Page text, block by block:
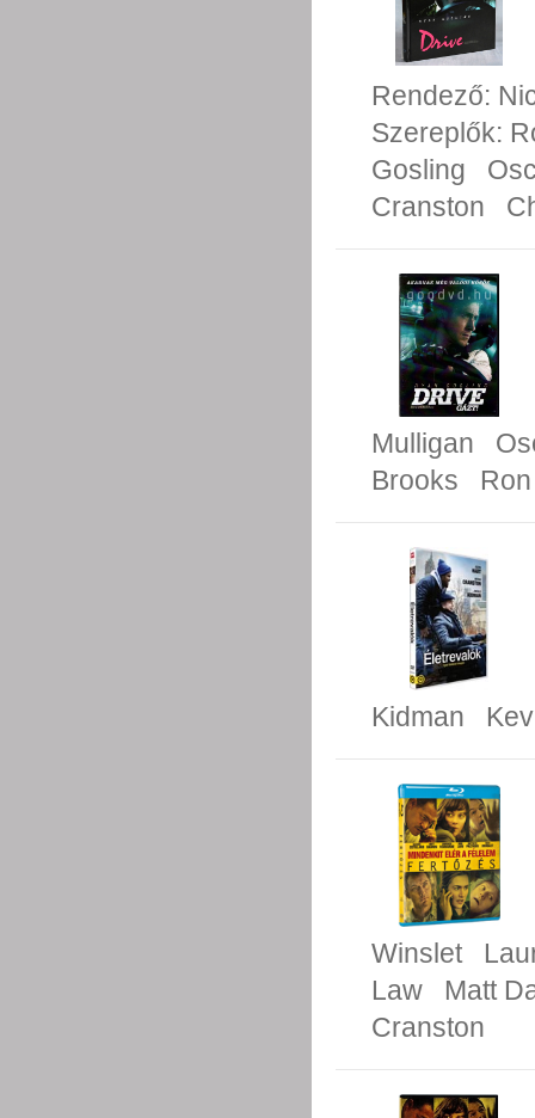
Rendező:
Szereplők:
Gosling
Cranston
Mulligan
Brooks
Kidman
Winslet
Law
Matt
Cranston